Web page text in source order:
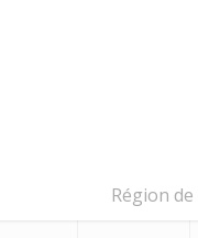
Région